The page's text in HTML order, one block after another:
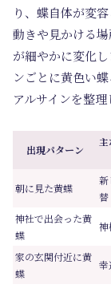
り、蝶自体が変
動きや見かける
が細やかに変化
ンごとに黄色い
アルサインを整理
出現パターン
朝に見た黄蝶
新
替
神社で出会った黄
蝶
神
家の玄関付近に黄
蝶
幸